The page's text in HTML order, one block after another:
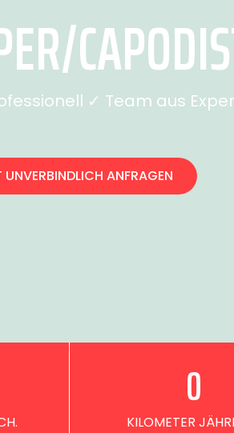
✓ Team aus
UNVERBINDLICH ANFRAGEN
KILOMETER
0